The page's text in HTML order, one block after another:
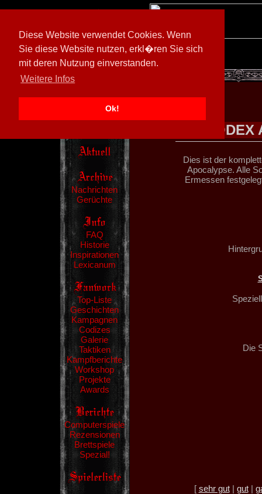
Diese Website verwendet Cookies. Wenn
Sie diese Website nutzen, erkl�ren Sie sich
mit deren Nutzung einverstanden.
Weitere Infos
Ok!
[ 591026/M3]
Nachrichten
Gerüchte
FAQ
Historie
Inspirationen
Lexicanum
Top-Liste
Geschichten
Kampagnen
Codizes
Galerie
Taktiken
Kampfberichte
Workshop
Projekte
Awards
Computerspiele
Rezensionen
Brettspiele
Spezial!
Dies ist der
Apocalypse. Alle
Ermessen
Die
[ sehr gut| gut|